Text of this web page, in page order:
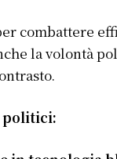
combattere
la volontà
politici: